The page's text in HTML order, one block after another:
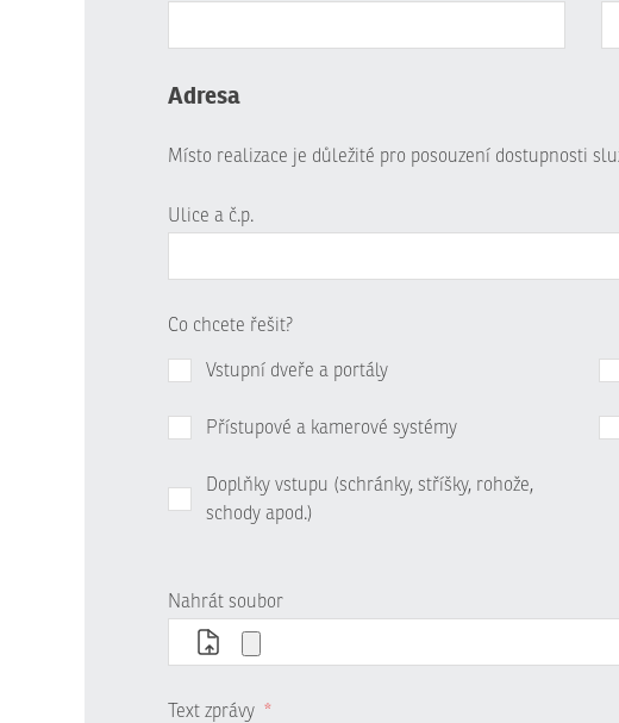
Adresa
Místo realizace je důležité pro posouzení dostupnosti
Ulice a č.p.
Co chcete řešit?
Vstupní dveře a portály
Přístupové a kamerové systémy
Doplňky vstupu (schránky, stříšky, rohože,
schody apod.)
Nahrát soubor
Text zprávy *